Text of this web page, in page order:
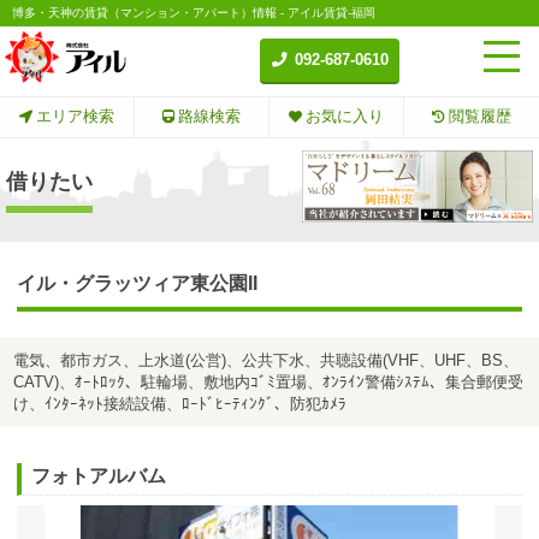
博多・天神の賃貸（マンション・アパート）情報 - アイル賃貸-福岡
092-687-0610
エリア検索 路線検索 お気に入り 閲覧履歴
借りたい
イル・グラッツィア東公園II
電気、都市ガス、上水道(公営)、公共下水、共聴設備(VHF、UHF、BS、
CATV)、ｵｰﾄﾛｯｸ、駐輪場、敷地内ｺﾞﾐ置場、ｵﾝﾗｲﾝ警備ｼｽﾃﾑ、集合郵便受
け、ｲﾝﾀｰﾈｯﾄ接続設備、ﾛｰﾄﾞﾋｰﾃｨﾝｸﾞ、防犯ｶﾒﾗ
フォトアルバム